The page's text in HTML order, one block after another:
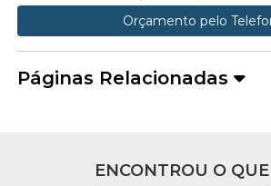
Orçamento pelo
Páginas Relacionadas
ENCONTROU O